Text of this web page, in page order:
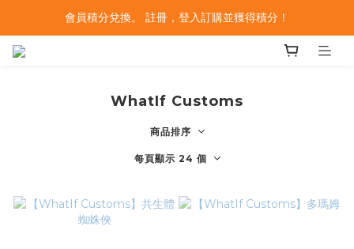
會員積分兌換。 註冊，登入訂購並獲得積分！
WhatIf Customs
商品排序
每頁顯示 24 個